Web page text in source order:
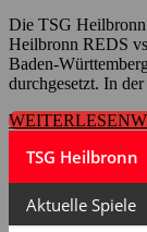
Die TSG Heilbronn REDS haben das Auswärtsspiel TSG
Heilbronn REDS
Baden-
durchgesetzt. In
WEITERLESEN